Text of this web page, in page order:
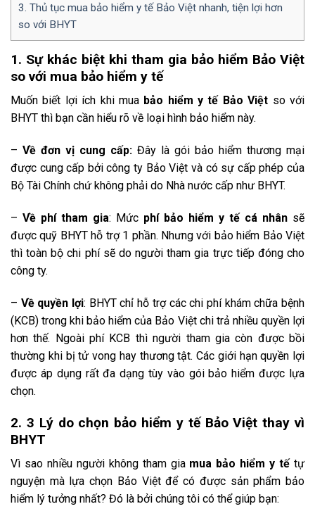
3. Thủ tục mua bảo hiểm y tế Bảo Việt nhanh, tiện lợi hơn
so với BHYT
1. Sự khác biệt khi tham gia bảo hiểm Bảo Việt
so với mua bảo hiểm y tế
Muốn biết lợi ích khi mua bảo hiểm y tế Bảo Việt so với
BHYT thì bạn cần hiểu rõ về loại hình bảo hiểm này.
– Về đơn vị cung cấp: Đây là gói bảo hiểm thương mại
được cung cấp bởi công ty Bảo Việt và có sự cấp phép của
Bộ Tài Chính chứ không phải do Nhà nước cấp như BHYT.
– Về phí tham gia: Mức phí bảo hiểm y tế cá nhân sẽ
được quỹ BHYT hỗ trợ 1 phần. Nhưng với bảo hiểm Bảo Việt
thì toàn bộ chi phí sẽ do người tham gia trực tiếp đóng cho
công ty.
– Về quyền lợi: BHYT chỉ hỗ trợ các chi phí khám chữa bệnh
(KCB) trong khi bảo hiểm của Bảo Việt chi trả nhiều quyền lợi
hơn thế. Ngoài phí KCB thì người tham gia còn được bồi
thường khi bị tử vong hay thương tật. Các giới hạn quyền lợi
được áp dụng rất đa dạng tùy vào gói bảo hiểm được lựa
chọn.
2. 3 Lý do chọn bảo hiểm y tế Bảo Việt thay vì
BHYT
Vì sao nhiều người không tham gia mua bảo hiểm y tếtự
nguyện mà lựa chọn Bảo Việt để có được sản phẩm bảo
hiểm lý tưởng nhất? Đó là bởi chúng tôi có thể giúp bạn: